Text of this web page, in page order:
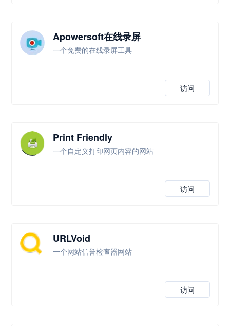
Apowersoft在线录屏
一个免费的在线录屏工具
访问
Print Friendly
一个自定义打印网页内容的网站
访问
URLVoid
一个网站信誉检查器网站
访问